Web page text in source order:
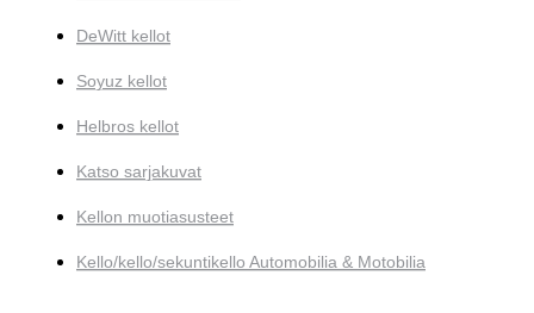
DeWitt kellot
Soyuz kellot
Helbros kellot
Katso sarjakuvat
Kellon muotiasusteet
Kello/kello/sekuntikello Automobilia & Motobilia